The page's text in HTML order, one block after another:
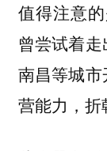
值得注意
曾尝试着走
南昌等城
营能力，折